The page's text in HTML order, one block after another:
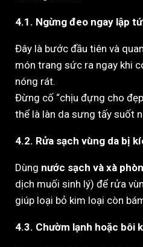
4.1. Ngừng đeo ngay lập
Đây là bước đầu tiên và
món trang sức ra ngay khi
nóng rát.
Đừng cố “chịu đựng cho
thể là làn da sưng tấy suốt
4.2. Rửa sạch vùng da bị
Dùng nước sạch và xà
dịch muối sinh lý) để rửa
giúp loại bỏ kim loại còn
4.3. Chườm lạnh hoặc bôi